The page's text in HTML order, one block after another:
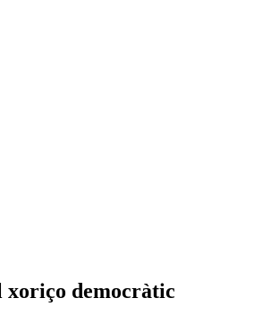
xoriço democràtic